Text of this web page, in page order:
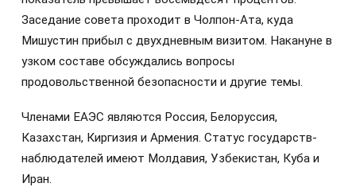
Заседание совета проходит в Чолпон-Ата, куда
Мишустин прибыл с двухдневным визитом. Накануне в
узком составе обсуждались вопросы
продовольственной безопасности и другие темы.
Членами ЕАЭС являются Россия, Белоруссия,
Казахстан, Киргизия и Армения. Статус государств-
наблюдателей имеют Молдавия, Узбекистан, Куба и
Иран.